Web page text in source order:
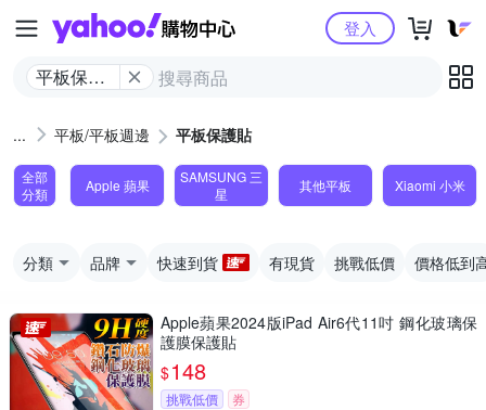
Yahoo購物中心
平板保護
登入
平板/平板週邊 平板保護貼
全部
分類
Apple 蘋果
SAMSUNG 三
星
其他平板 Xiaomi 小米
分類 品牌 快速到貨 有現貨 挑戰低價 價格低到
Apple蘋果2024版iPad Air6代11吋 鋼化玻璃保
護膜保護貼
$148
挑戰低價 券